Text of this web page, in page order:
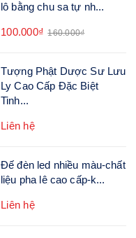
lô bằng chu sa tự nh...
100.000₫ 160.000₫
Tượng Phật Dược Sư Lưu
Ly Cao Cấp Đặc Biệt
Tinh...
Liên hệ
Đế đèn led nhiều màu-chất
liệu pha lê cao cấp-k...
Liên hệ